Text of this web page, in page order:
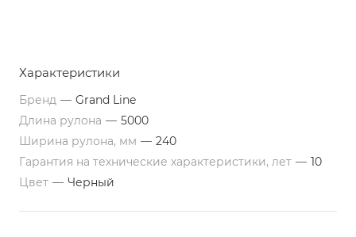
Характеристики
Бренд — Grand Line
Длина рулона — 5000
Ширина рулона, мм — 240
Гарантия на технические характеристики, лет — 10
Цвет — Черный